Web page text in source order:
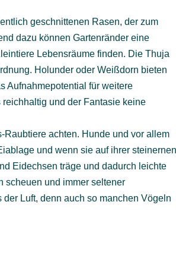
geschnittenen Rasen, der zum
dazu können Gartenränder eine
Lebensräume finden. Die Thuja
Holunder oder Weißdorn bieten
Aufnahmepotential für weitere
und der Fantasie keine
achten. Hunde und vor allem
und wenn sie auf ihrer
Eidechsen träge und dadurch leichte
scheuen und immer seltener
Luft, denn auch so manchen Vögeln